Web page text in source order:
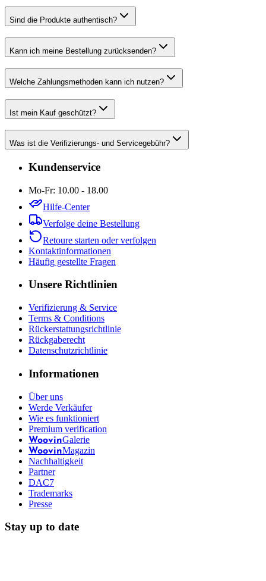
Sind die Produkte authentisch?
Kann ich meine Bestellung zurücksenden?
Welche Zahlungsmethoden kann ich nutzen?
Ist mein Kauf geschützt?
Was ist die Verifizierungs- und Servicegebühr?
Kundenservice
Mo-Fr: 10.00 - 18.00
Hilfe-Center
Verfolge deine Bestellung
Retoure starten oder verfolgen
Kontaktinformationen
Häufig gestellte Fragen
Unsere Richtlinien
Verifizierung & Service
Terms & Conditions
Rückerstattungsrichtlinie
Rückgaberecht
Datenschutzrichtlinie
Informationen
Über uns
Werde Verkäufer
Wie es funktioniert
Premium verification
WoovinGalerie
WoovinMagazin
Nachhaltigkeit
Partner
DAC7
Trademarks
Presse
Stay up to date